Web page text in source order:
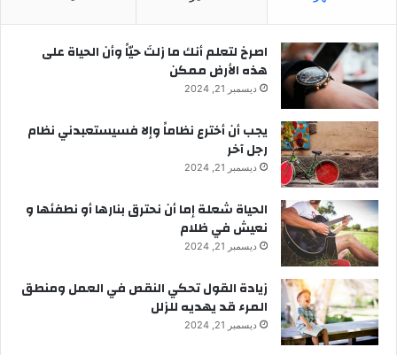
‫اصرخ لتعلم أنك ما زلتَ حيّاً وأن الحياة على
هذه الأرض ممكن
ديسمبر 21, 2024
يجب أن أخترع نظاماً وإلا فسيستعبدني نظام
رجل آخر
ديسمبر 21, 2024
الحياة شعلة إما أن نحترق بنارها أو نطفئها و
نعيش في ظلام
ديسمبر 21, 2024
زيادة القول تحكي النقص في العمل ومنطق
المرء قد يهديه للزلل
ديسمبر 21, 2024